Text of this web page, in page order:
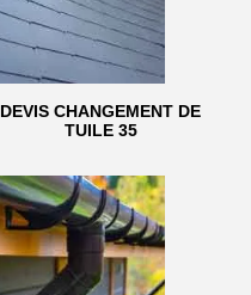
DEVIS CHANGEMENT DE
TUILE 35